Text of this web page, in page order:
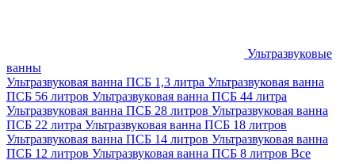
Ультразвуковые
ванны
Ультразвуковая ванна ПСБ 1,3 литра Ультразвуковая ванна
ПСБ 56 литров Ультразвуковая ванна ПСБ 44 литра
Ультразвуковая ванна ПСБ 28 литров Ультразвуковая ванна
ПСБ 22 литра Ультразвуковая ванна ПСБ 18 литров
Ультразвуковая ванна ПСБ 14 литров Ультразвуковая ванна
ПСБ 12 литров Ультразвуковая ванна ПСБ 8 литров Все